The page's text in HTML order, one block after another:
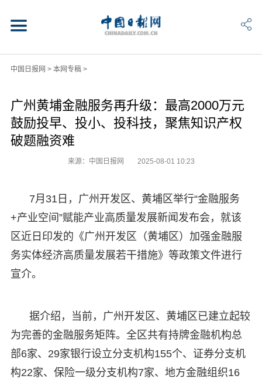
中国日报网 > 本网专稿>
广州黄埔金融服务再升级：最高2000万元
鼓励投早、投小、投科技，聚焦知识产权
破题融资难
来源：中国日报网 2025-08-01 10:23
7月31日，广州开发区、黄埔区举行“金融服务
+产业空间”赋能产业高质量发展新闻发布会，就该
区近日印发的《广州开发区（黄埔区）加强金融服
务实体经济高质量发展若干措施》等政策文件进行
宣介。
据介绍，当前，广州开发区、黄埔区已建立起较
为完善的金融服务矩阵。全区共有持牌金融机构总
部6家、29家银行设立分支机构155个、证券分支机
构22家、保险一级分支机构7家、地方金融组织16